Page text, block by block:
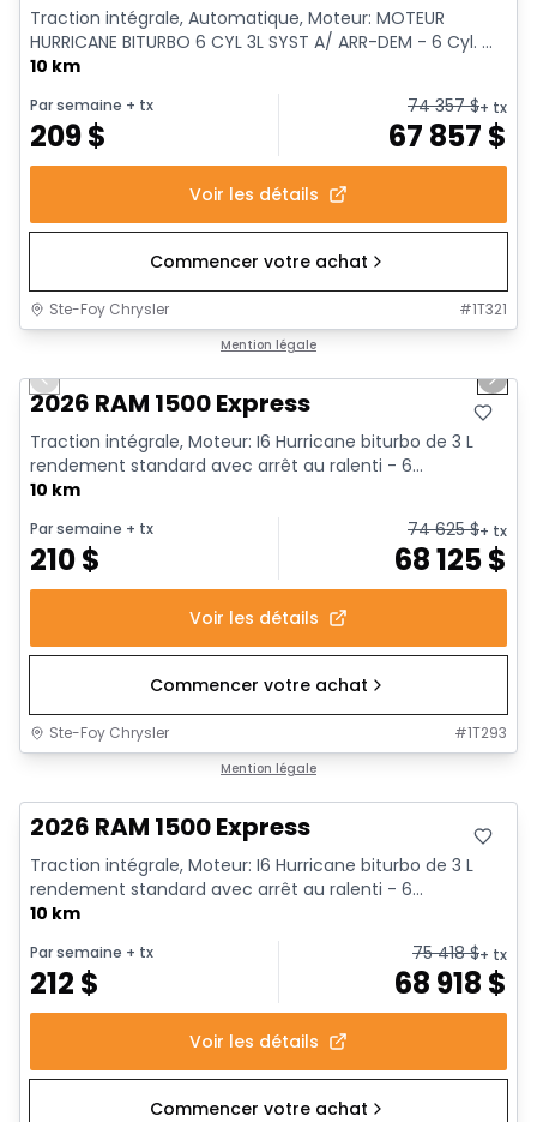
Traction intégrale, Automatique, Moteur: MOTEUR
HURRICANE BITURBO 6 CYL 3L SYST A/ ARR-DEM - 6 Cyl. ...
10 km
Par semaine + tx
209$
74 357$+ tx
67 857 $
Voir les détails
Commencer votre achat
Ste-Foy Chrysler #1T321
Mention légale
Previous slide Next
2026 RAM 1500 Express
Traction intégrale, Moteur: I6 Hurricane biturbo de 3 L
rendement standard avec arrêt au ralenti - 6...
10 km
Par semaine + tx
210$
74 625$+ tx
68 125$
Voir les détails
Commencer votre achat
Ste-Foy Chrysler #1T293
Mention légale
2026 RAM 1500 Express
Traction intégrale, Moteur: I6 Hurricane biturbo de 3 L
rendement standard avec arrêt au ralenti - 6...
10 km
Par semaine + tx
212 $
75 418$+ tx
68 918 $
Voir les détails
Commencer votre achat